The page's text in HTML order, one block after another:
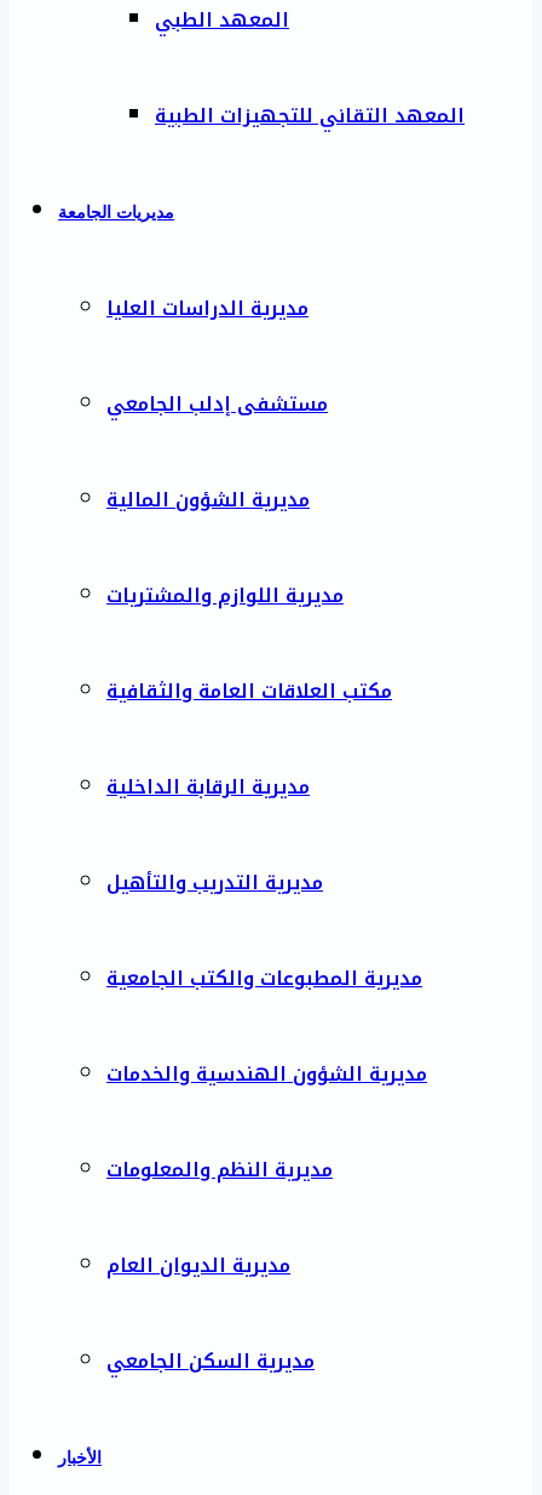
المعهد الطبي
المعهد التقاني للتجهيزات الطبية
مديريات الجامعة
مديرية الدراسات العليا
مستشفى إدلب الجامعي
مديرية الشؤون المالية
مديرية اللوازم والمشتريات
مكتب العلاقات العامة والثقافية
مديرية الرقابة الداخلية
مديرية التدريب والتأهيل
مديرية المطبوعات والكتب الجامعية
مديرية الشؤون الهندسية والخدمات
مديرية النظم والمعلومات
مديرية الديوان العام
مديرية السكن الجامعي
الأخبار